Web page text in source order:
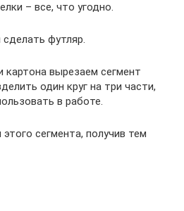
– все, что угодно.
футляр.
картона вырезаем сегмент
один круг на три части,
в работе.
сегмента, получив тем